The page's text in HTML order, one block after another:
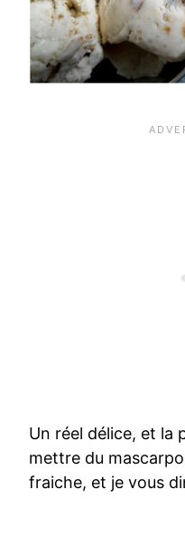
Un réel délice, et la
mettre du
fraiche, et je vous